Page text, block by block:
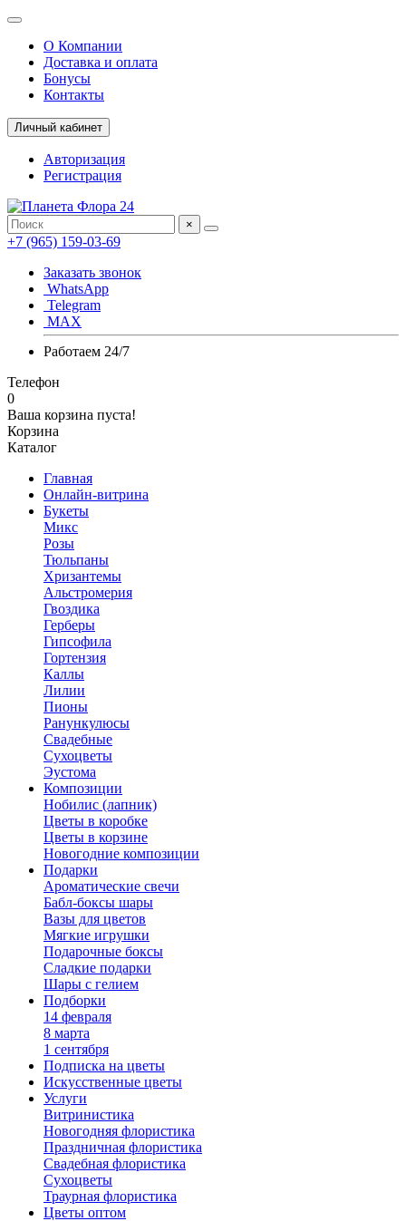
О Компании
Доставка и оплата
Бонусы
Контакты
Личный кабинет
Авторизация
Регистрация
×
+7 (965) 159-03-69
Заказать звонок
WhatsApp
Telegram
MAX
Работаем 24/7
Телефон
0
Ваша корзина пуста!
Корзина
Каталог
Главная
Онлайн-витрина
Букеты
Микс
Розы
Тюльпаны
Хризантемы
Альстромерия
Гвоздика
Герберы
Гипсофила
Гортензия
Каллы
Лилии
Пионы
Ранункулюсы
Свадебные
Сухоцветы
Эустома
Композиции
Нобилис (лапник)
Цветы в коробке
Цветы в корзине
Новогодние композиции
Подарки
Ароматические свечи
Бабл-боксы шары
Вазы для цветов
Мягкие игрушки
Подарочные боксы
Сладкие подарки
Шары с гелием
Подборки
14 февраля
8 марта
1 сентября
Подписка на цветы
Искусственные цветы
Услуги
Витринистика
Новогодняя флористика
Праздничная флористика
Свадебная флористика
Сухоцветы
Траурная флористика
Цветы оптом